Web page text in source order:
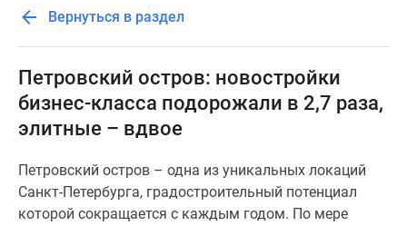
сайте
Дзен
Продавцы
застройщики
помещения
Квартиры
Вернуться в раздел
Петровский остров: новостройки
бизнес-класса подорожали в 2,7 раза,
элитные – вдвое
Петровский остров – одна из уникальных локаций
Санкт-Петербурга, градостроительный потенциал
которой сокращается с каждым годом. По мере